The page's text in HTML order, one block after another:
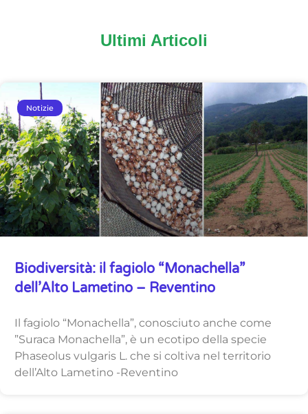
Ultimi Articoli
Notizie
Biodiversità: il fagiolo “Monachella”
dell’Alto Lametino – Reventino
Il fagiolo “Monachella”, conosciuto anche come
”Suraca Monachella”, è un ecotipo della specie
Phaseolus vulgaris L. che si coltiva nel territorio
dell’Alto Lametino -Reventino